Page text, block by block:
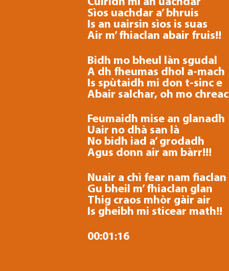
Sìos uachdar a’ bhruis
Is an uairsin sìos is suas
Air m’ fhiaclan abair fruis!!
Bidh mo bheul làn sgudal
A dh fheumas dhol a-mach
Is spùtaidh mi don t-sinc e
Abair salchar, oh mo
Feumaidh mise an glanadh
Uair no dhà san là
No bidh iad a’ grodadh
Agus donn air am bàrr!!!
Nuair a chì fear nam fiaclan
Gu bheil m’ fhiaclan glan
Thig craos mhòr gàir air
Is gheibh mi sticear math!!
00:01:16